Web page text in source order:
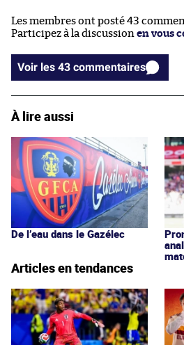
Les membres ont posté 43
Participez à la discussion en vous
Voir les 43 commentaires
À lire aussi
De l’eau dans le Gazélec
Articles en tendances